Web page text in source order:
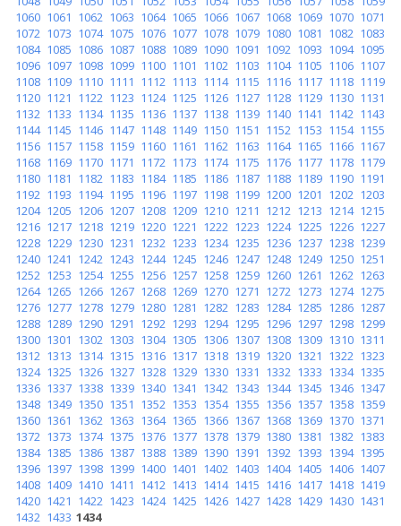
1060 1061 1062 1063 1064 1065 1066 1067 1068 1069 1070 1071
1072 1073 1074 1075 1076 1077 1078 1079 1080 1081 1082 1083
1084 1085 1086 1087 1088 1089 1090 1091 1092 1093 1094 1095
1096 1097 1098 1099 1100 1101 1102 1103 1104 1105 1106 1107
1108 1109 1110 1111 1112 1113 1114 1115 1116 1117 1118 1119
1120 1121 1122 1123 1124 1125 1126 1127 1128 1129 1130 1131
1132 1133 1134 1135 1136 1137 1138 1139 1140 1141 1142 1143
1144 1145 1146 1147 1148 1149 1150 1151 1152 1153 1154 1155
1156 1157 1158 1159 1160 1161 1162 1163 1164 1165 1166 1167
1168 1169 1170 1171 1172 1173 1174 1175 1176 1177 1178 1179
1180 1181 1182 1183 1184 1185 1186 1187 1188 1189 1190 1191
1192 1193 1194 1195 1196 1197 1198 1199 1200 1201 1202 1203
1204 1205 1206 1207 1208 1209 1210 1211 1212 1213 1214 1215
1216 1217 1218 1219 1220 1221 1222 1223 1224 1225 1226 1227
1228 1229 1230 1231 1232 1233 1234 1235 1236 1237 1238 1239
1240 1241 1242 1243 1244 1245 1246 1247 1248 1249 1250 1251
1252 1253 1254 1255 1256 1257 1258 1259 1260 1261 1262 1263
1264 1265 1266 1267 1268 1269 1270 1271 1272 1273 1274 1275
1276 1277 1278 1279 1280 1281 1282 1283 1284 1285 1286 1287
1288 1289 1290 1291 1292 1293 1294 1295 1296 1297 1298 1299
1300 1301 1302 1303 1304 1305 1306 1307 1308 1309 1310 1311
1312 1313 1314 1315 1316 1317 1318 1319 1320 1321 1322 1323
1324 1325 1326 1327 1328 1329 1330 1331 1332 1333 1334 1335
1336 1337 1338 1339 1340 1341 1342 1343 1344 1345 1346 1347
1348 1349 1350 1351 1352 1353 1354 1355 1356 1357 1358 1359
1360 1361 1362 1363 1364 1365 1366 1367 1368 1369 1370 1371
1372 1373 1374 1375 1376 1377 1378 1379 1380 1381 1382 1383
1384 1385 1386 1387 1388 1389 1390 1391 1392 1393 1394 1395
1396 1397 1398 1399 1400 1401 1402 1403 1404 1405 1406 1407
1408 1409 1410 1411 1412 1413 1414 1415 1416 1417 1418 1419
1420 1421 1422 1423 1424 1425 1426 1427 1428 1429 1430 1431
1432 1433 1434